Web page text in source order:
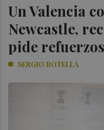
Un Valencia
Newcastle,
pide refuerzos
SERGIO BOTELLA